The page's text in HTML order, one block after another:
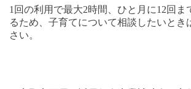
1 回の利用で最大2時間、ひと月に12回ま
るため、子育てについて相談したいとき
さい。